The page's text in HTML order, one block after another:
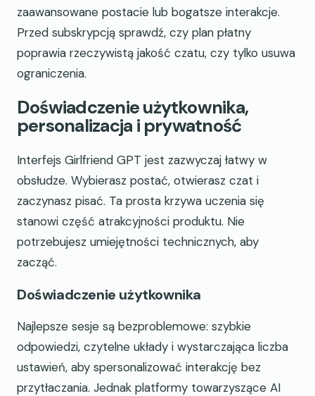
zaawansowane postacie lub bogatsze interakcje.
Przed subskrypcją sprawdź, czy plan płatny
poprawia rzeczywistą jakość czatu, czy tylko usuwa
ograniczenia.
Doświadczenie użytkownika,
personalizacja i prywatność
Interfejs Girlfriend GPT jest zazwyczaj łatwy w
obsłudze. Wybierasz postać, otwierasz czat i
zaczynasz pisać. Ta prosta krzywa uczenia się
stanowi część atrakcyjności produktu. Nie
potrzebujesz umiejętności technicznych, aby
zacząć.
Doświadczenie użytkownika
Najlepsze sesje są bezproblemowe: szybkie
odpowiedzi, czytelne układy i wystarczająca liczba
ustawień, aby spersonalizować interakcję bez
przytłaczania. Jednak platformy towarzyszące AI